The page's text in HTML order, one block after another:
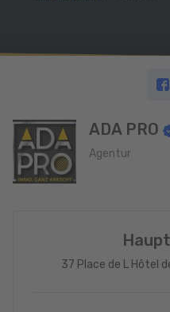
ADA PRO
Agentur
37 Place de L Hôtel